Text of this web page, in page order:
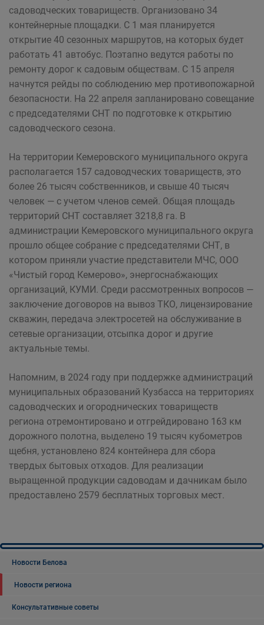
садоводческих товариществ. Организовано 34
контейнерные площадки. С 1 мая планируется
открытие 40 сезонных маршрутов, на которых будет
работать 41 автобус. Поэтапно ведутся работы по
ремонту дорог к садовым обществам. С 15 апреля
начнутся рейды по соблюдению мер противопожарной
безопасности. На 22 апреля запланировано совещание
с председателями СНТ по подготовке к открытию
садоводческого сезона.
На территории Кемеровского муниципального округа
располагается 157 садоводческих товариществ, это
более 26 тысяч собственников, и свыше 40 тысяч
человек — с учетом членов семей. Общая площадь
территорий СНТ составляет 3218,8 га. В
администрации Кемеровского муниципального округа
прошло общее собрание с председателями СНТ, в
котором приняли участие представители МЧС, ООО
«Чистый город Кемерово», энергоснабжающих
организаций, КУМИ. Среди рассмотренных вопросов —
заключение договоров на вывоз ТКО, лицензирование
скважин, передача электросетей на обслуживание в
сетевые организации, отсыпка дорог и другие
актуальные темы.
Напомним, в 2024 году при поддержке администраций
муниципальных образований Кузбасса на территориях
садоводческих и огороднических товариществ
региона отремонтировано и отгрейдировано 163 км
дорожного полотна, выделено 19 тысяч кубометров
щебня, установлено 824 контейнера для сбора
твердых бытовых отходов. Для реализации
выращенной продукции садоводам и дачникам было
предоставлено 2579 бесплатных торговых мест.
Новости Белова
Новости региона
Консультативные советы